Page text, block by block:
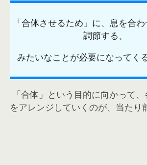
「合体させるため」に、息を合
調節する、
みたいなことが必要になってく
「合体」という目的に向かって
をアレンジしていくのが、当たり